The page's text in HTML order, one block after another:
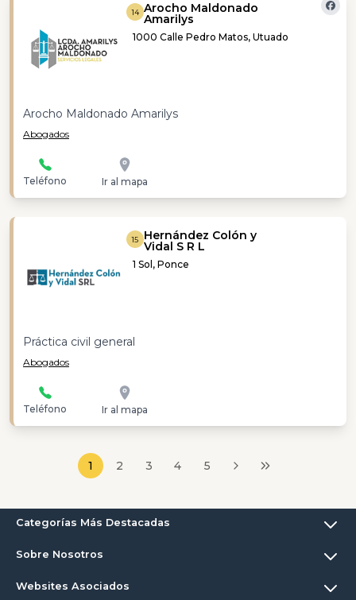
14 Arocho Maldonado
Amarilys
1000 Calle Pedro Matos, Utuado
Arocho Maldonado Amarilys
Abogados
Teléfono Ir al mapa
15 Hernández Colón y
Vidal S R L
1 Sol, Ponce
Práctica civil general
Abogados
Teléfono Ir al mapa
1 2 3 4 5
Categorías Más Destacadas
Sobre Nosotros
Websites Asociados